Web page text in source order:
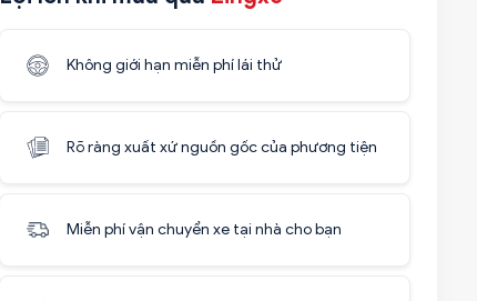
Không giới hạn miễn phí lái thử
Rõ ràng xuất xứ nguồn gốc của phương tiện
Miễn phí vận chuyển xe tại nhà cho bạn